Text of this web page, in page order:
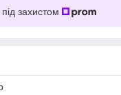
захистом